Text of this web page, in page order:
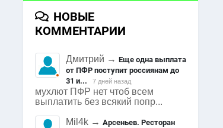
НОВЫЕ
КОММЕНТАРИИ
Дмитрий →Еще одна выплата
от ПФР поступит россиянам до
31 и...
7 дней назад
мухлют ПФР нет чтоб всем
выплатить без всякий попр...
Mil4k →Арсеньев. Ресторан